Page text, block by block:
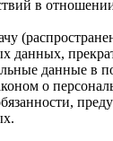
в
данных,
данные в
о